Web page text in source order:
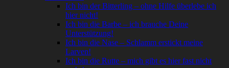
Ich bin der Bitterling – ohne Hilfe überlebe ich
hier nicht!
Ich bin die Barbe – ich brauche Deine
Unterstützung!
Ich bin die Nase – Schlamm erstickt meine
Larven!
Ich bin die Rutte – mich gibt es hier fast nicht